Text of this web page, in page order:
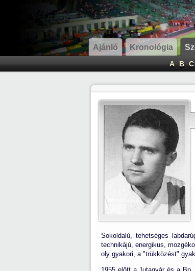
Ajánló Kronológia
A B C
Sokoldalú, tehetséges
technikájú, energikus,
oly gyakori, a "trükközést"